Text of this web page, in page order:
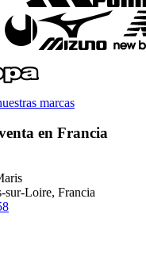
marcas
en Francia
sur-Loire, Francia